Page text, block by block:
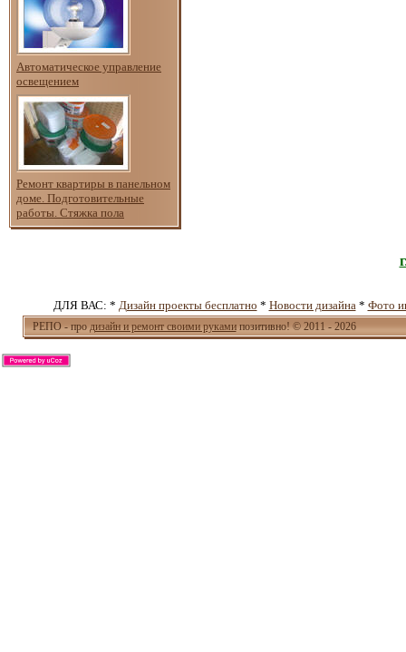
Автоматическое управление
освещением
Ремонт квартиры в панельном
доме. Подготовительные
работы. Стяжка пола
ДЛЯ ВАС: * Дизайн проекты бесплатно * Новости дизайна * Фото
РЕПО - про дизайн и ремонт своими рукамипозитивно! © 2011 - 2026